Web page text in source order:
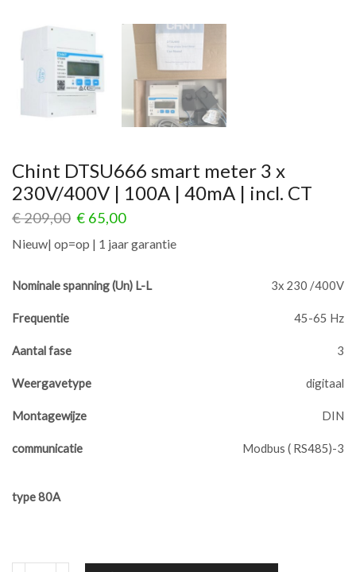
Chint DTSU666 smart meter 3 x
230V/400V | 100A | 40mA | incl. CT
€209,00 € 65,00
Nieuw| op=op | 1 jaar garantie
Nominale spanning (Un) L-L 3x 230 /400V
Frequentie 45-65 Hz
Aantal fase 3
Weergavetype digitaal
Montagewijze DIN
communicatie Modbus ( RS485)-3
type 80A